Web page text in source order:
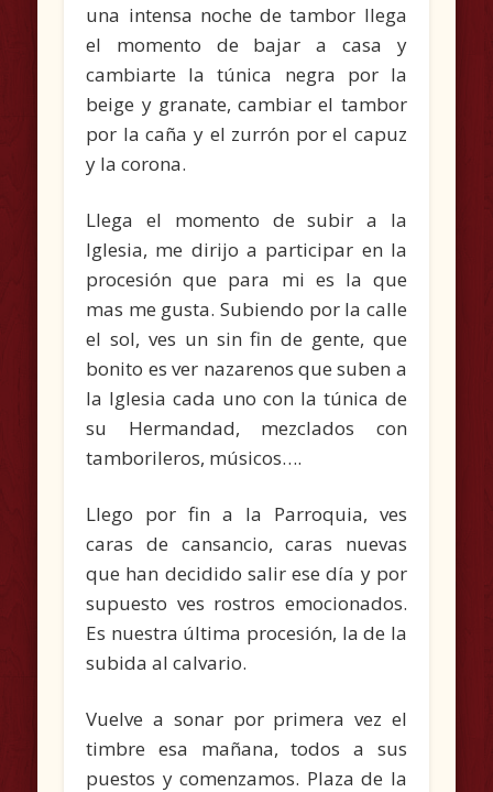
una intensa noche de tambor llega
el momento de bajar a casa y
cambiarte la túnica negra por la
beige y granate, cambiar el tambor
por la caña y el zurrón por el capuz
y la corona.
Llega el momento de subir a la
Iglesia, me dirijo a participar en la
procesión que para mi es la que
mas me gusta. Subiendo por la calle
el sol, ves un sin fin de gente, que
bonito es ver nazarenos que suben a
la Iglesia cada uno con la túnica de
su Hermandad, mezclados con
tamborileros, músicos….
Llego por fin a la Parroquia, ves
caras de cansancio, caras nuevas
que han decidido salir ese día y por
supuesto ves rostros emocionados.
Es nuestra última procesión, la de la
subida al calvario.
Vuelve a sonar por primera vez el
timbre esa mañana, todos a sus
puestos y comenzamos. Plaza de la